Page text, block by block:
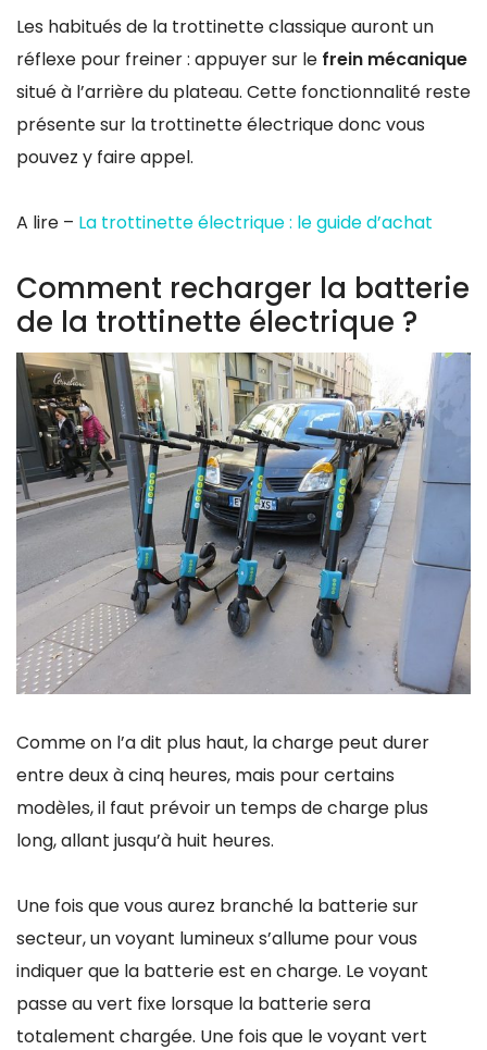
Les habitués de la trottinette classique auront un
réflexe pour freiner : appuyer sur le frein mécanique
situé à l’arrière du plateau. Cette fonctionnalité reste
présente sur la trottinette électrique donc vous
pouvez y faire appel.
A lire – La trottinette électrique : le guide d’achat
Comment recharger la batterie
de la trottinette électrique ?
Comme on l’a dit plus haut, la charge peut durer
entre deux à cinq heures, mais pour certains
modèles, il faut prévoir un temps de charge plus
long, allant jusqu’à huit heures.
Une fois que vous aurez branché la batterie sur
secteur, un voyant lumineux s’allume pour vous
indiquer que la batterie est en charge. Le voyant
passe au vert fixe lorsque la batterie sera
totalement chargée. Une fois que le voyant vert